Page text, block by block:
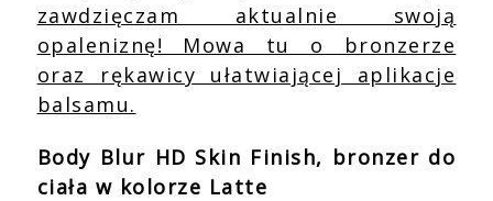
zawdzięczam aktualnie swoją
opaleniznę! Mowa tu o bronzerze
oraz rękawicy ułatwiającej aplikacje
balsamu.
Body Blur HD Skin Finish, bronzer do
ciała w kolorze Latte